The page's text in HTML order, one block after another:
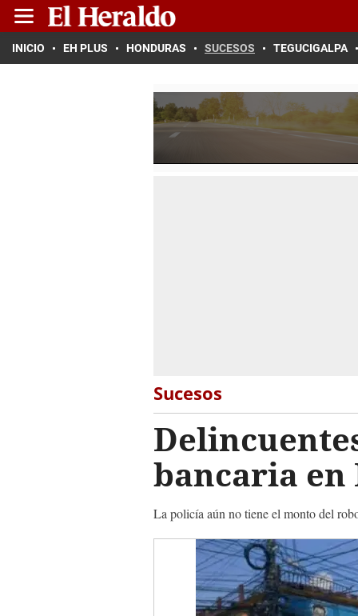
INICIO EH PLUS HONDURAS SUCESOS TEGUCIGALPA
Sucesos
bancaria en
La policía aún no tiene el monto del